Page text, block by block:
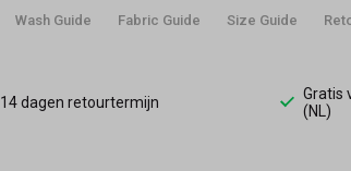
Wash Guide Fabric Guide Size Guide
14 dagen retourtermijn
Gratis
(NL)